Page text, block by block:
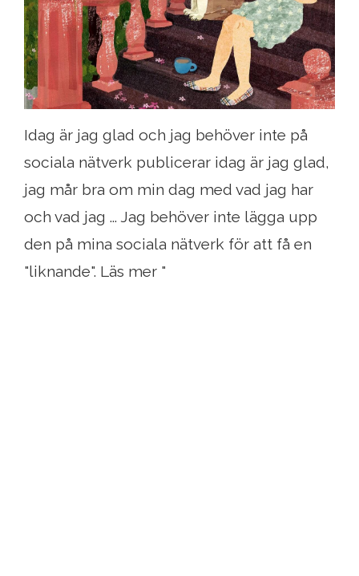
Idag är jag glad och jag behöver inte på
sociala nätverk publicerar idag är jag glad,
jag mår bra om min dag med vad jag har
och vad jag ... Jag behöver inte lägga upp
den på mina sociala nätverk för att få en
"liknande". Läs mer "